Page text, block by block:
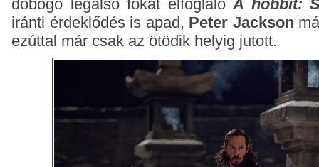
dobogó legalsó fokát elfoglalóA hobbit:
iránti érdeklődés is apad, Peter Jackson
ezúttal már csak az ötödik helyig jutott.